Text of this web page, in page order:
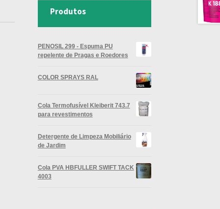
Produtos
PENOSIL 299 - Espuma PU
repelente de Pragas e Roedores
COLOR SPRAYS RAL
Cola Termofusível Kleiberit 743.7
para revestimentos
Detergente de Limpeza Mobiliário
de Jardim
Cola PVA HBFULLER SWIFT TACK
4003